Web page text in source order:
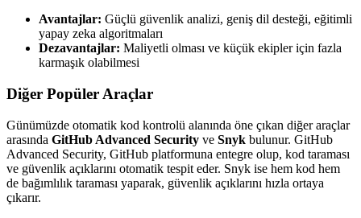
Avantajlar: Güçlü güvenlik analizi, geniş dil desteği, eğitimli
yapay zeka algoritmaları
Dezavantajlar: Maliyetli olması ve küçük ekipler için fazla
karmaşık olabilmesi
Diğer Popüler Araçlar
Günümüzde otomatik kod kontrolü alanında öne çıkan diğer araçlar
arasında GitHub Advanced Security ve Snyk bulunur. GitHub
Advanced Security, GitHub platformuna entegre olup, kod taraması
ve güvenlik açıklarını otomatik tespit eder. Snyk ise hem kod hem
de bağımlılık taraması yaparak, güvenlik açıklarını hızla ortaya
çıkarır.